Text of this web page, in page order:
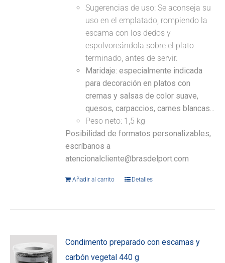
Sugerencias de uso: Se aconseja su
uso en el emplatado, rompiendo la
escama con los dedos y
espolvoreándola sobre el plato
terminado, antes de servir.
Maridaje: especialmente indicada
para decoración en platos con
cremas y salsas de color suave,
quesos, carpaccios, carnes blancas...
Peso neto: 1,5 kg
Posibilidad de formatos personalizables,
escríbanos a
atencionalcliente@brasdelport.com
Añadir al carrito Detalles
Condimento preparado con escamas y
carbón vegetal 440 g